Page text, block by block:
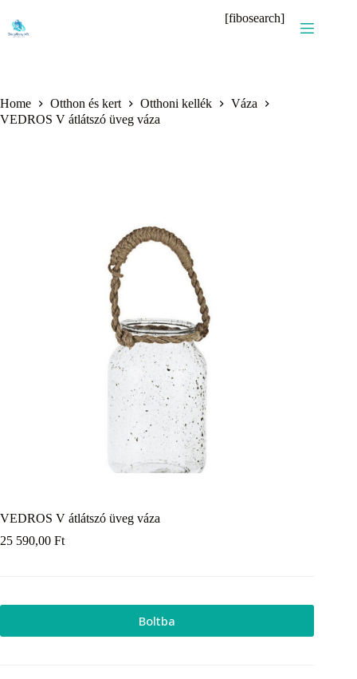
content
[fibosearch]
Home Otthon és kert Otthoni kellék
Váza
VEDROS V átlátszó üveg váza
VEDROS V átlátszó üveg váza
25 590,00 Ft
Boltba